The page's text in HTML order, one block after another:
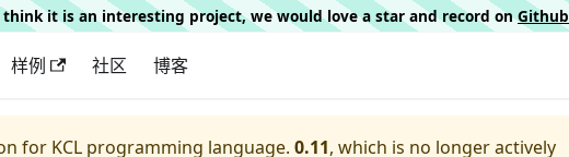
think it is an interesting project, we would love a star and record onGithub
样例 社区 博客
for KCL programming language. 0.11, which is no longer actively